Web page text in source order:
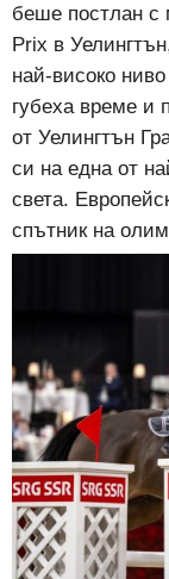
беше постлан с
Prix в
най-високо
губеха време и
от Уелингтън
си на една от
света.
спътник на